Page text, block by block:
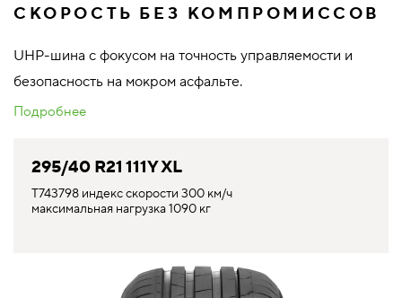
СКОРОСТЬ БЕЗ КОМПРОМИССОВ
UHP-шина с фокусом на точность управляемости и
безопасность на мокром асфальте.
Подробнее
295/40 R21 111Y XL
T743798 индекс скорости 300 км/ч
максимальная нагрузка 1090 кг